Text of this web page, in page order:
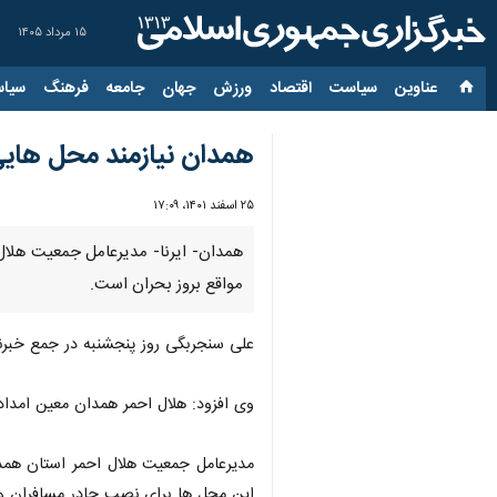
۱۵ مرداد ۱۴۰۵
عناوین‌ سیاست اقتصاد ورزش جهان جامعه فرهنگ
همدان نیازمند محل
۲۵ اسفند ۱۴۰۱، ۱۷:۰۹